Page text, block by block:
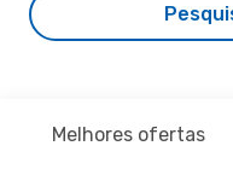
Melhores ofertas